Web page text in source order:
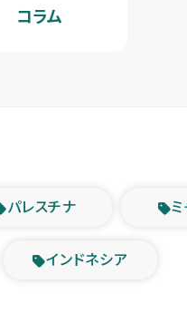
コラム
パレスチナ
インドネシア